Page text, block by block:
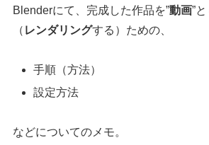
Blenderにて、完成した作品を”動画”
（ レンダリングする）ための、
手順（方法）
設定方法
などについてのメモ。